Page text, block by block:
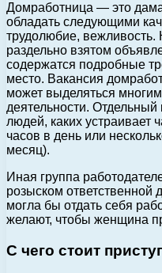
Домработница — это
обладать следующими
трудолюбие,
раздельно взятом
содержатся подробные
место. Вакансия
может выделяться
деятельности.
людей, каких устраивает
часов в день или
месяц).
Иная группа
розыском ответственной
могла бы отдать себя
желают, чтобы женщина
С чего стоит